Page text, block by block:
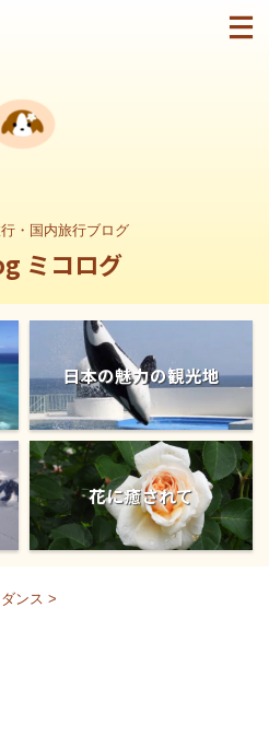
行・国内旅行ブログ
ミコログ
日本の魅力の観光地
花に癒されて
ンス >